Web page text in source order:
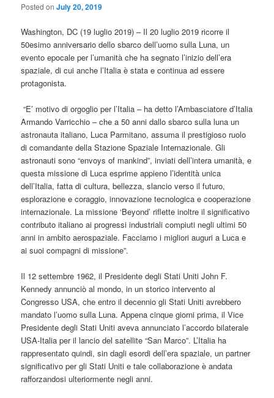
Posted onJuly 20, 2019
Washington, DC (19 luglio 2019) – Il 20 luglio 2019 ricorre il
50esimo anniversario dello sbarco dell’uomo sulla Luna, un
evento epocale per l’umanità che ha segnato l’inizio dell’era
spaziale, di cui anche l’Italia è stata e continua ad essere
protagonista.
“E’ motivo di orgoglio per l’Italia – ha detto l’Ambasciatore d’Italia
Armando Varricchio – che a 50 anni dallo sbarco sulla luna un
astronauta italiano, Luca Parmitano, assuma il prestigioso ruolo
di comandante della Stazione Spaziale Internazionale. Gli
astronauti sono “envoys of mankind”, inviati dell’intera umanità, e
questa missione di Luca esprime appieno l’identità unica
dell’Italia, fatta di cultura, bellezza, slancio verso il futuro,
esplorazione e coraggio, innovazione tecnologica e cooperazione
internazionale. La missione ‘Beyond’ riflette inoltre il significativo
contributo italiano ai progressi industriali compiuti negli ultimi 50
anni in ambito aerospaziale. Facciamo i migliori auguri a Luca e
ai suoi compagni di missione”.
Il 12 settembre 1962, il Presidente degli Stati Uniti John F.
Kennedy annunciò al mondo, in un storico intervento al
Congresso USA, che entro il decennio gli Stati Uniti avrebbero
mandato l’uomo sulla Luna. Appena cinque giorni prima, il Vice
Presidente degli Stati Uniti aveva annunciato l’accordo bilaterale
USA-Italia per il lancio del satellite “San Marco”. L’Italia ha
rappresentato quindi, sin dagli esordi dell’era spaziale, un partner
significativo per gli Stati Uniti e tale collaborazione è andata
rafforzandosi ulteriormente negli anni.